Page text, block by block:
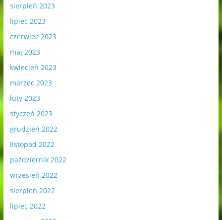
sierpień 2023
lipiec 2023
czerwiec 2023
maj 2023
kwiecień 2023
marzec 2023
luty 2023
styczeń 2023
grudzień 2022
listopad 2022
październik 2022
wrzesień 2022
sierpień 2022
lipiec 2022